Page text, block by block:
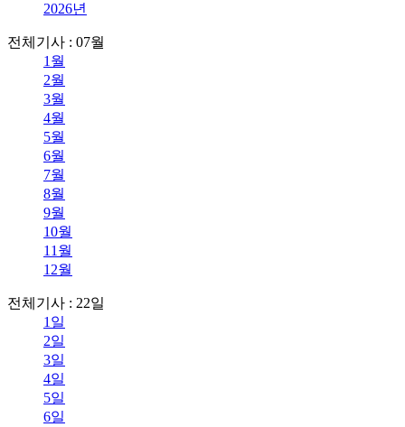
2026년
전체기사 : 07월
1월
2월
3월
4월
5월
6월
7월
8월
9월
10월
11월
12월
전체기사 : 22일
1일
2일
3일
4일
5일
6일